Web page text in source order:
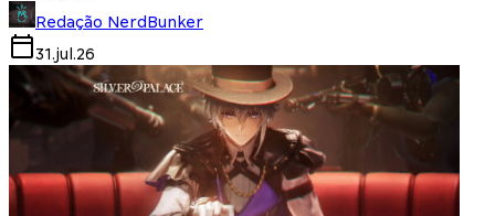
Redação NerdBunker
31.jul.26